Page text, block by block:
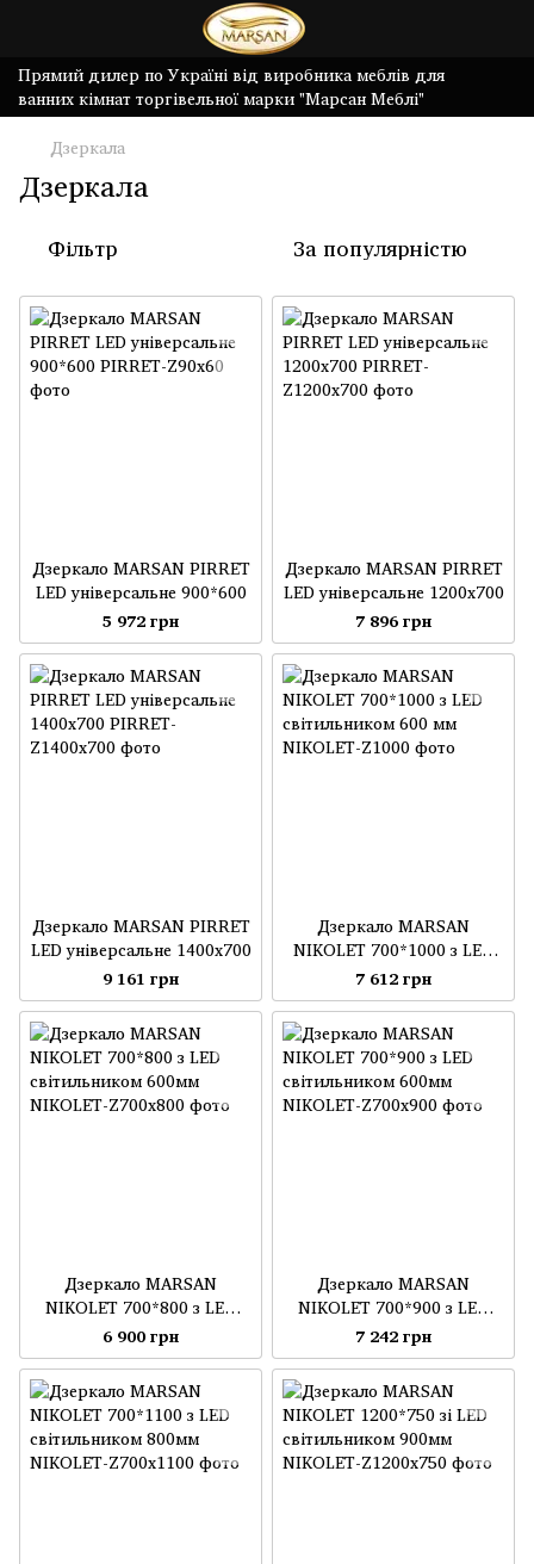
Прямий дилер по Україні від виробника меблів для
ванних кімнат торгівельної марки "Марсан Меблі"
Дзеркала
Дзеркала
Фільтр За популярністю
Дзеркало MARSAN PIRRET
LED універсальне 900*600
5 972 грн
Дзеркало MARSAN PIRRET
LED універсальне 1200x700
7 896 грн
Дзеркало MARSAN PIRRET
LED універсальне 1400x700
9 161 грн
Дзеркало MARSAN
NIKOLET 700*1000 з LED
світильником 600 мм
7 612 грн
Дзеркало MARSAN
NIKOLET 700*800 з LED
світильником 600мм
6 900 грн
Дзеркало MARSAN
NIKOLET 700*900 з LED
світильником 600мм
7 242 грн